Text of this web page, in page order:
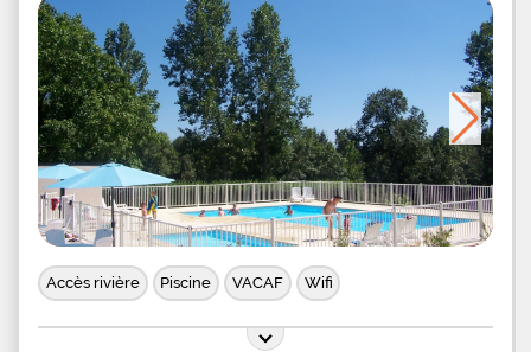
Accès rivière Piscine VACAF Wifi